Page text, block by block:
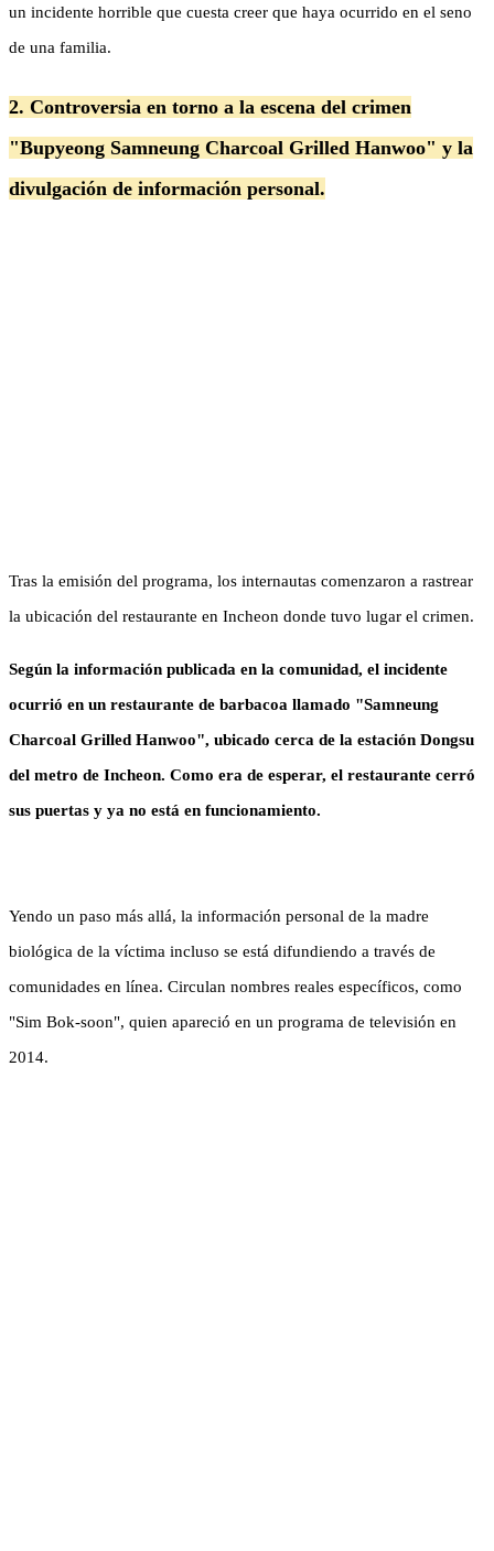
un incidente horrible que cuesta creer que haya ocurrido en el seno
de una familia.
2. Controversia en torno a la escena del crimen
"Bupyeong Samneung Charcoal Grilled Hanwoo" y la
divulgación de información personal.
Tras la emisión del programa, los internautas comenzaron a rastrear
la ubicación del restaurante en Incheon donde tuvo lugar el crimen.
Según la información publicada en la comunidad, el incidente
ocurrió en un restaurante de barbacoa llamado "Samneung
Charcoal Grilled Hanwoo", ubicado cerca de la estación Dongsu
del metro de Incheon. Como era de esperar, el restaurante cerró
sus puertas y ya no está en funcionamiento.
Yendo un paso más allá, la información personal de la madre
biológica de la víctima incluso se está difundiendo a través de
comunidades en línea. Circulan nombres reales específicos, como
"Sim Bok-soon", quien apareció en un programa de televisión en
2014.